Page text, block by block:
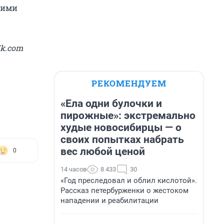
0
РЕКОМЕНДУЕМ
«Ела одни булочки и
пирожные»: экстремально
худые новосибирцы — о
своих попытках набрать
вес любой ценой
14 часов 8 433 30
«Год преследовал и облил кислотой».
Рассказ петербурженки о жестоком
нападении и реабилитации